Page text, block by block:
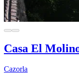
Casa El
Cazorla